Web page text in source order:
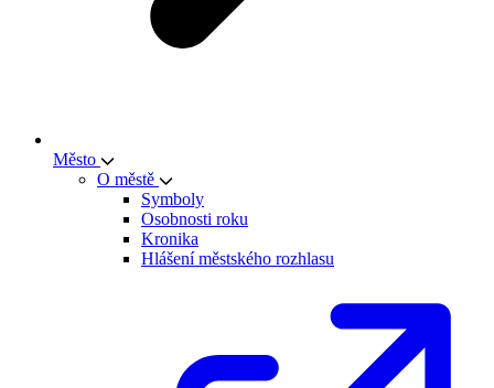
Město
O městě
Symboly
Osobnosti roku
Kronika
Hlášení městského rozhlasu